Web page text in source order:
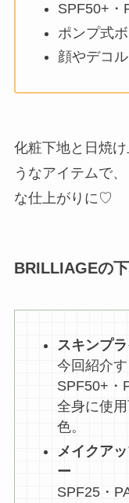
SPF50+・
ポンプ式
顔やデコ
化粧下地と日焼
うなアイテムで
な仕上がりに♡
BRILLIAGEの
スキンプ
今回紹介す
SPF50+・
全身に使
色。
メイクア
ー
SPF25・